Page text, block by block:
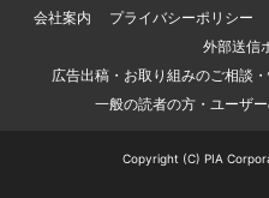
会社案内
プライバシーポリシー
外部送信
広告出稿・お取り組みのご相談
一般の読者の方・ユーザ
Copyright (C) PIA